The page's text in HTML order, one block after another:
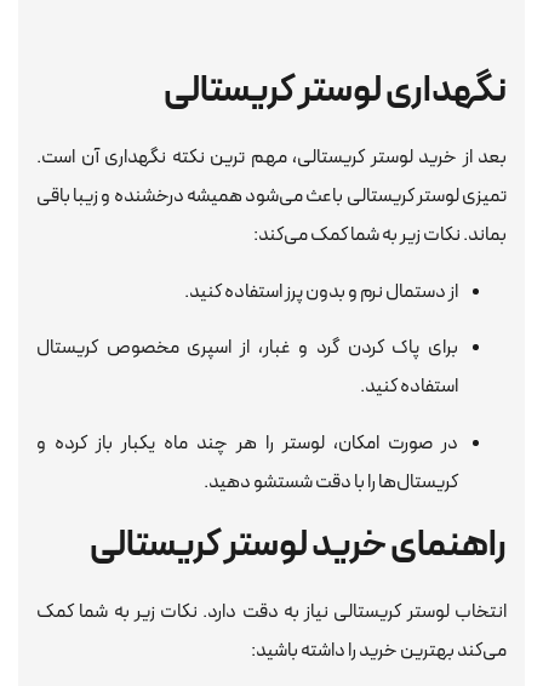
نگهداری لوستر کریستالی
بعد از خرید لوستر کریستالی، مهم ترین نکته نگهداری آن است.
تمیزی لوستر کریستالی باعث می‌شود همیشه درخشنده و زیبا باقی
بماند. نکات زیر به شما کمک می‌کند:
از دستمال نرم و بدون پرز استفاده کنید.
برای پاک کردن گرد و غبار، از اسپری مخصوص کریستال
استفاده کنید.
در صورت امکان، لوستر را هر چند ماه یکبار باز کرده و
کریستال‌ها را با دقت شستشو دهید.
راهنمای خرید لوستر کریستالی
انتخاب لوستر کریستالی نیاز به دقت دارد. نکات زیر به شما کمک
می‌کند بهترین خرید را داشته باشید:
چرا فروشگاه
انتخاب کنیم؟